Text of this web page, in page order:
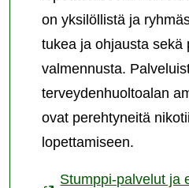
on yksilöllistä ja
tukea ja ohjausta sekä
valmennusta.
terveydenhuoltoalan
ovat perehtyneitä
lopettamiseen.
Stumppi-palvelut ja